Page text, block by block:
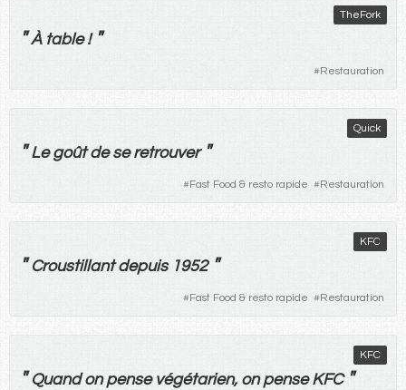
TheFork
" À table! "
#Restauration
Quick
" Le goût de se retrouver "
#Fast Food & resto rapide #Restauration
KFC
" Croustillant depuis1952 "
#Fast Food & resto rapide #Restauration
KFC
" Quand on pense végétarien, on penseKFC "